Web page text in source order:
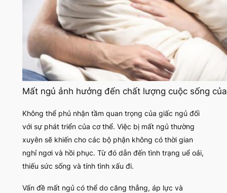
Mất ngủ ảnh hưởng đến chất lượng cuộc sống
Không thể phủ nhận tầm quan trọng của giấc ngủ đối
với sự phát triển của cơ thể. Việc bị mất ngủ thường
xuyên sẽ khiến cho các bộ phận không có thời gian
nghỉ ngơi và hồi phục. Từ đó dẫn đến tình trạng uể oải,
thiếu sức sống và tính tình xấu đi.
Vấn đề mất ngủ có thể do căng thẳng, áp lực và